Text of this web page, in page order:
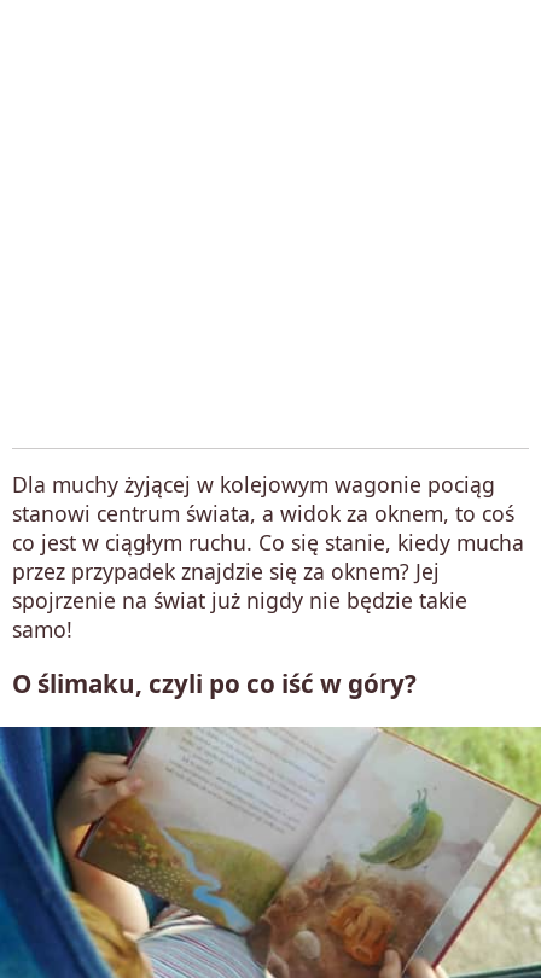
Dla muchy żyjącej w kolejowym wagonie pociąg
stanowi centrum świata, a widok za oknem, to coś
co jest w ciągłym ruchu. Co się stanie, kiedy mucha
przez przypadek znajdzie się za oknem? Jej
spojrzenie na świat już nigdy nie będzie takie
samo!
O ślimaku, czyli po co iść w góry?